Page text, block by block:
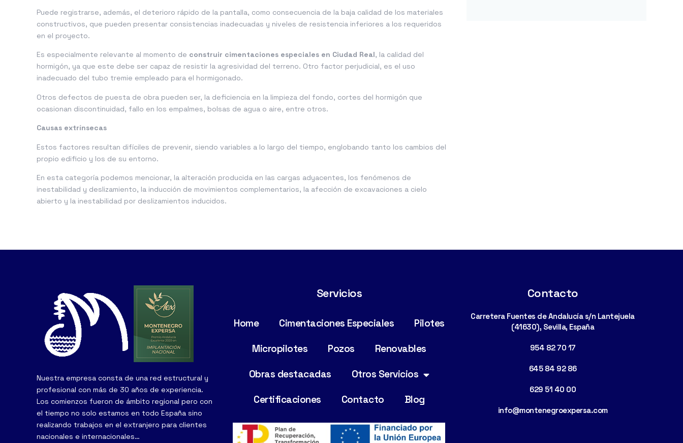
Puede registrarse, además, el deterioro rápido de la pantalla, como consecuencia de la baja calidad de los materiales
constructivos, que pueden presentar consistencias inadecuadas y niveles de resistencia inferiores a los requeridos
en el proyecto.
Es especialmente relevante al momento de construir cimentaciones especiales en Ciudad Real, la calidad del
hormigón, ya que este debe ser capaz de resistir la agresividad del terreno. Otro factor perjudicial, es el uso
inadecuado del tubo tremie empleado para el hormigonado.
Otros defectos de puesta de obra pueden ser, la deficiencia en la limpieza del fondo, cortes del hormigón que
ocasionan discontinuidad, fallo en los empalmes, bolsas de agua o aire, entre otros.
Causas extrínsecas
Estos factores resultan difíciles de prevenir, siendo variables a lo largo del tiempo, englobando tanto los cambios del
propio edificio y los de su entorno.
En esta categoría podemos mencionar, la alteración producida en las cargas adyacentes, los fenómenos de
inestabilidad y deslizamiento, la inducción de movimientos complementarios, la afección de excavaciones a cielo
abierto y la inestabilidad por deslizamientos inducidos.
Nuestra empresa consta de una red estructural y
profesional con más de 30 años de experiencia.
Los comienzos fueron de ámbito regional pero con
el tiempo no solo estamos en todo España sino
realizando trabajos en el extranjero para clientes
nacionales e internacionales…
Servicios
Home Cimentaciones Especiales
Pilotes
Micropilotes
Pozos
Renovables
Obras destacadas
Otros Servicios
Certificaciones
Contacto Blog
Contacto
Carretera Fuentes de Andalucía s/n Lantejuela
(41630), Sevilla, España
954 82 70 17
645 84 92 86
629 51 40 00
info@montenegroexpersa.com